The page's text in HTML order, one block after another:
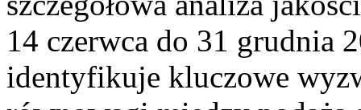
14 czerwca do 31 grudnia
identyfikuje kluczowe